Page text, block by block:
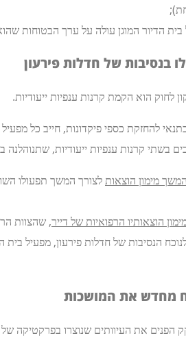
הדיור המוגן עולה על ערך הבטוחות
בנסיבות של חדלות פירעון
לחוק הוא הקמת קרנות ענפיות ייעודיות.
להחזקת כספי פיקדונות, חייב כל
מימון הוצאותלצורך המשך תפעולו
הוצאותיו הרפואיות של דייר, שהצוות
הנסיבות של חדלות פירעון, מפעיל בית
מחדש את המושכות
הפנים את העיוותים שנוצרו בפרקטיקה